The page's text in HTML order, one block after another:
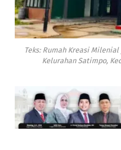
Teks: Rumah Kreasi
Kelurahan Satimpo,